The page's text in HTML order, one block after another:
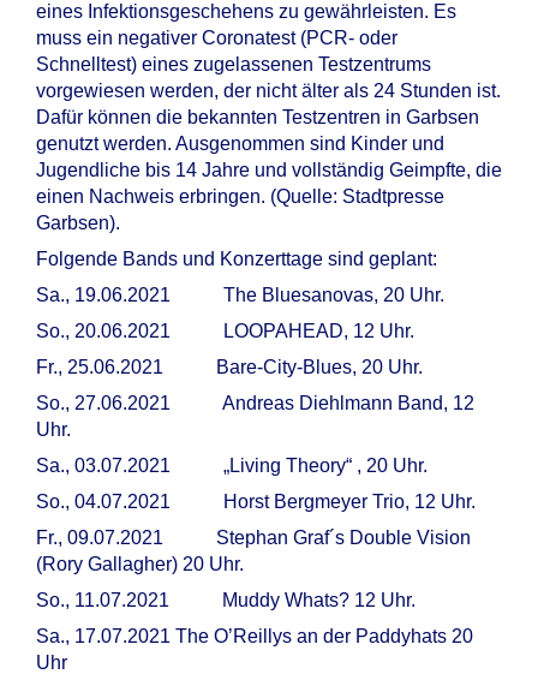
eines Infektionsgeschehens zu gewährleisten. Es
muss ein negativer Coronatest (PCR- oder
Schnelltest) eines zugelassenen Testzentrums
vorgewiesen werden, der nicht älter als 24 Stunden ist.
Dafür können die bekannten Testzentren in Garbsen
genutzt werden. Ausgenommen sind Kinder und
Jugendliche bis 14 Jahre und vollständig Geimpfte, die
einen Nachweis erbringen. (Quelle: Stadtpresse
Garbsen).
Folgende Bands und Konzerttage sind geplant:
Sa., 19.06.2021 The Bluesanovas, 20 Uhr.
So., 20.06.2021 LOOPAHEAD, 12 Uhr.
Fr., 25.06.2021 Bare-City-Blues, 20 Uhr.
So., 27.06.2021 Andreas Diehlmann Band, 12
Uhr.
Sa., 03.07.2021 „Living Theory“ , 20 Uhr.
So., 04.07.2021 Horst Bergmeyer Trio, 12 Uhr.
Fr., 09.07.2021 Stephan Graf´s Double Vision
(Rory Gallagher) 20 Uhr.
So., 11.07.2021 Muddy Whats? 12 Uhr.
Sa., 17.07.2021 The O’Reillys an der Paddyhats 20
Uhr